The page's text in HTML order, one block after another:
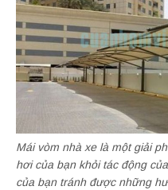
Mái vòm nhà xe là một giải
hơi của bạn khỏi tác động
của bạn tránh được những